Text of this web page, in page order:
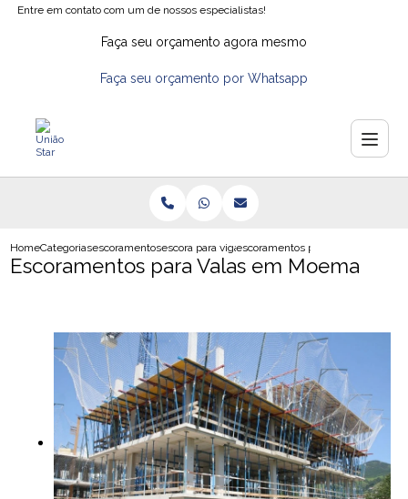
Entre em contato com um de nossos especialistas!
Faça seu orçamento agora mesmo
Faça seu orçamento por Whatsapp
HomeCategoriasescoramentosescora para vigasescoramentos para valas em
Escoramentos para Valas em Moema